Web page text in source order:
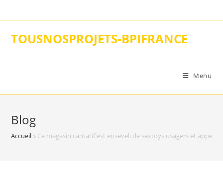
to
TOUSNOSPROJETS-BPIFRANCE
Menu
Blog
Accueil » Ce magasin caritatif est enseveli de sextoys usagers et appelle